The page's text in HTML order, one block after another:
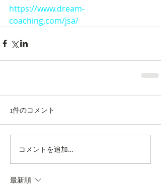
https://www.dream-
coaching.com/jsa/
1件のコメント
コメントを追加…
最新順